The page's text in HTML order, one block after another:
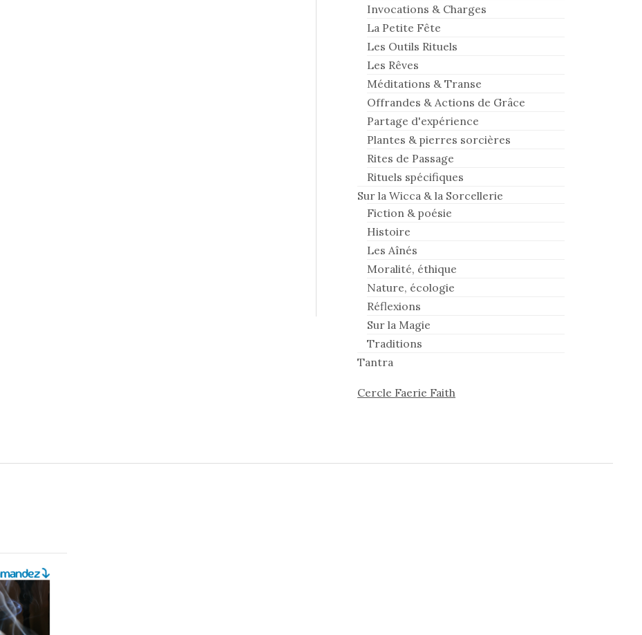
Invocations & Charges
La Petite Fête
Les Outils Rituels
Les Rêves
Méditations & Transe
Offrandes & Actions de Grâce
Partage d'expérience
Plantes & pierres sorcières
Rites de Passage
Rituels spécifiques
Sur la Wicca & la Sorcellerie
Fiction & poésie
Histoire
Les Aînés
Moralité, éthique
Nature, écologie
Réflexions
Sur la Magie
Traditions
Tantra
Cercle Faerie Faith